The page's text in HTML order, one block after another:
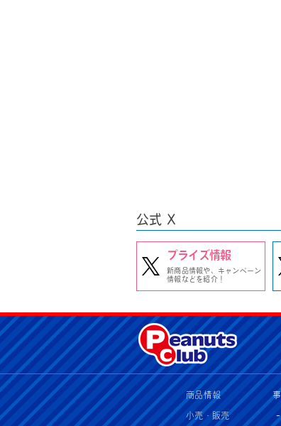
公式 X
プライズ情報
新商品情報や、キャンペーン
情報などを紹介！
商品情報
小売・販売